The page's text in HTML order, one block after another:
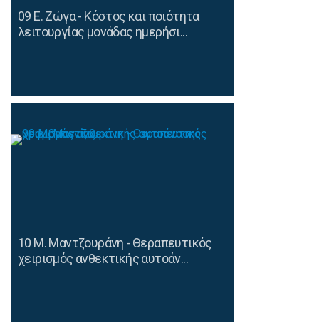
09 Ε. Ζώγα - Κόστος και ποιότητα
λειτουργίας μονάδας ημερήσι...
10 Μ. Μαντζουράνη - Θεραπευτικός
χειρισμός ανθεκτικής αυτοάν...